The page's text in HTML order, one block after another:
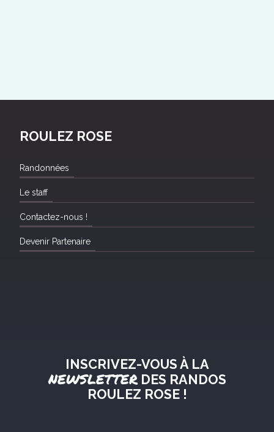
ROULEZ ROSE
Randonnées
Le staff
Contactez-nous !
Devenir Partenaire
INSCRIVEZ-VOUS À LA
NEWSLETTERDES RANDOS
ROULEZ ROSE !